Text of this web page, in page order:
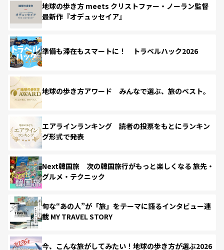
地球の歩き方 meets クリストファー・ノーラン監督
最新作『オデュッセイア』
準備も滞在もスマートに！ トラベルハック2026
地球の歩き方アワード みんなで選ぶ、旅のベスト。
エアラインランキング 読者の投票をもとにランキン
グ形式で発表
Next韓国旅 次の韓国旅行がもっと楽しくなる 旅先・
グルメ・テクニック
旬な“あの人”が「旅」をテーマに語るインタビュー連
載 MY TRAVEL STORY
今、こんな旅がしてみたい！地球の歩き方が選ぶ2026